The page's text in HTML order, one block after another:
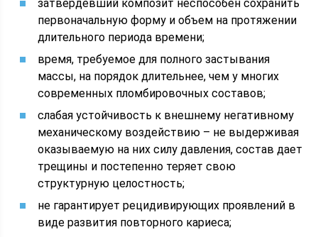
затвердевший композит неспособен сохранить
первоначальную форму и объем на протяжении
длительного периода времени;
время, требуемое для полного застывания
массы, на порядок длительнее, чем у многих
современных пломбировочных составов;
слабая устойчивость к внешнему негативному
механическому воздействию – не выдерживая
оказываемую на них силу давления, состав дает
трещины и постепенно теряет свою
структурную целостность;
не гарантирует рецидивирующих проявлений в
виде развития повторного кариеса;